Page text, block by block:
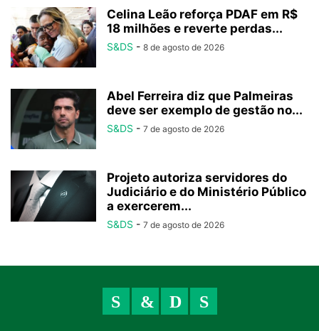
Celina Leão reforça PDAF em R$
18 milhões e reverte perdas...
S&DS - 8 de agosto de 2026
Abel Ferreira diz que Palmeiras
deve ser exemplo de gestão no...
S&DS - 7 de agosto de 2026
Projeto autoriza servidores do
Judiciário e do Ministério Público
a exercerem...
S&DS - 7 de agosto de 2026